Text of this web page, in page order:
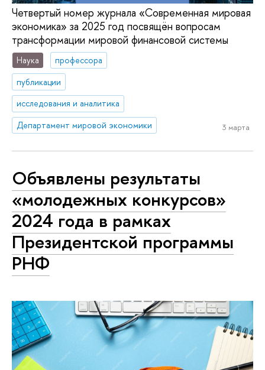
Четвертый номер журнала «Современная мировая
экономика» за 2025 год посвящён вопросам
трансформации мировой финансовой системы
Наука
профессора
публикации
исследования и аналитика
Департамент мировой экономики
3 марта
Объявлены результаты
«молодежных конкурсов»
2024 года в рамках
Президентской программы
РНФ